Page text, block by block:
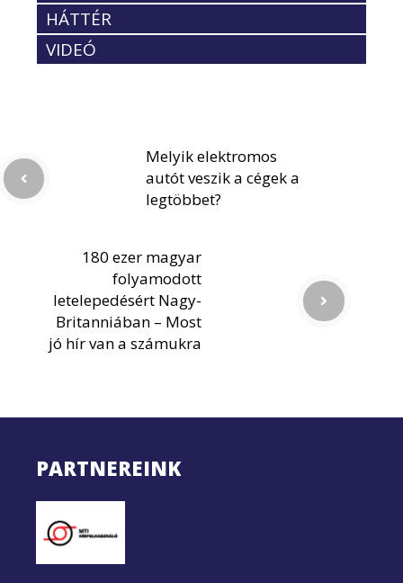
HÁTTÉR
VIDEÓ
Melyik elektromos
autót veszik a cégek a
legtöbbet?
180 ezer magyar
folyamodott
letelepedésért Nagy-
Britanniában – Most
jó hír van a számukra
PARTNEREINK